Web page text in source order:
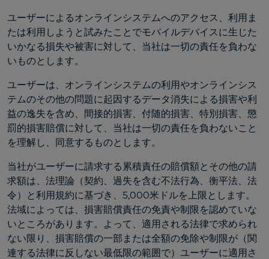
ユーザーによるオンラインシステムへのアクセス、利用ま
たは利用しようと試みたことでモバイルデバイスに生じた
いかなる損失や被害に対して、当社は一切の責任を負わな
いものとします。
ユーザーは、オンラインシステムの利用やオンラインシス
テムのその他の問題に起因するデータ消失による損害や利
益の逸失を含め、間接的損害、付随的損害、特別損害、懲
罰的損害賠償に対して、当社は一切の責任を負わないこと
を理解し、同意するものとします。
当社がユーザーに請求する累積責任の賠償額とその他の請
求額は、法理論（契約、過失を含む不法行為、衡平法、法
令）と利用規約に基づき、5,000米ドルを上限とします。
法域によっては、損害賠償責任の免責や制限を認めていな
いところがあります。よって、適用される法律で求められ
ない限り、損害賠償の一部または全額の免除や制限が（関
連する法律に反しない最低限の範囲で）ユーザーに適用さ